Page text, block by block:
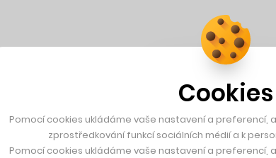
Cookies
Pomocí cookies ukládáme vaše nastavení a preferencí,
zprostředkování funkcí sociálních médií a k
Pomocí cookies ukládáme vaše nastavení a preferencí,